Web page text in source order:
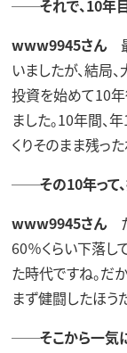
──それで、10年
www9945さん最
いましたが、結局
投資を始めて10
ました。10年間、
くりそのまま残った
──その10年って、
www9945さんた
60％くらい下落し
た時代ですね。だ
まず健闘したほう
──そこから一気